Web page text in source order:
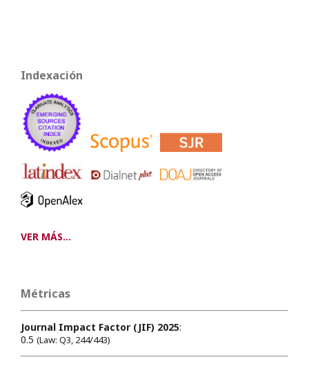
Indexación
VER MÁS...
Métricas
Journal Impact Factor (JIF) 2025:
0.5 (Law: Q3, 244/443)